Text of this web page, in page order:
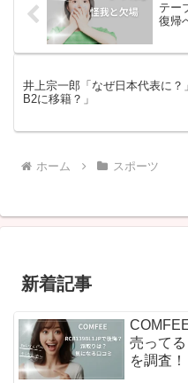
テー
復帰
井上宗一郎「なぜ日本代表に？
B2に移籍？」
ホーム スポーツ
新着記事
売って
を調査！